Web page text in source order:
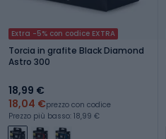
Extra -5% con codice EXTRA
Torcia in grafite Black Diamond
Astro 300
18,99 €
18,04 €prezzo con codice
Prezzo più basso: 18,99 €